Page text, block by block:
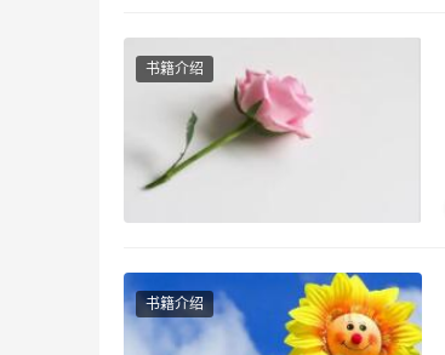
书籍介绍
书籍介绍